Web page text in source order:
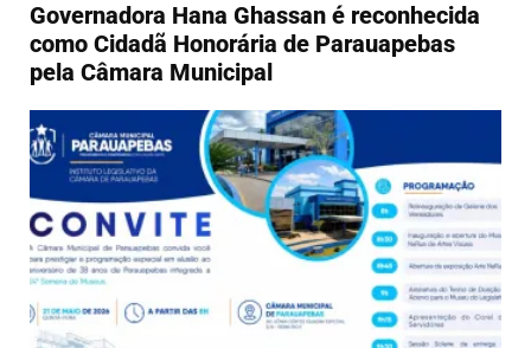
Governadora Hana Ghassan é reconhecida
como Cidadã Honorária de Parauapebas
pela Câmara Municipal